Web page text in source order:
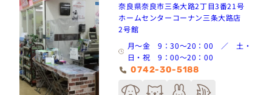
奈良県奈良市三条大路2丁目3番21号
ホームセンターコーナン三条大路店
2号館
月～金 9：30～20：00 ／ 土・
日・祝 9：00～20：00
0742-30-5188